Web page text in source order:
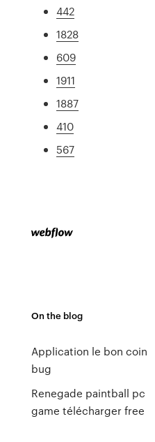
442
1828
609
1911
1887
410
567
On the blog
Application le bon coin
bug
Renegade paintball pc
game télécharger free